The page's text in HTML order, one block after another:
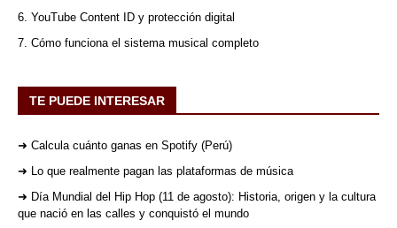
6. YouTube Content ID y protección digital
7. Cómo funciona el sistema musical completo
TE PUEDE INTERESAR
➜ Calcula cuánto ganas en Spotify (Perú)
➜ Lo que realmente pagan las plataformas de música
➜ Día Mundial del Hip Hop (11 de agosto): Historia, origen y la cultura
que nació en las calles y conquistó el mundo